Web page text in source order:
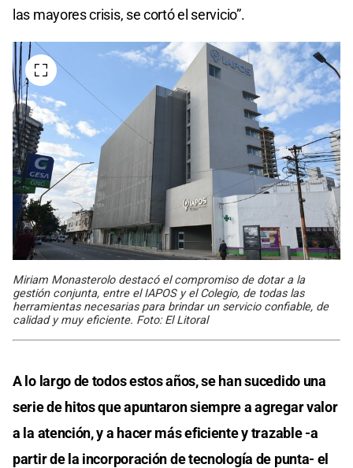
las mayores crisis, se cortó el servicio”.
Miriam Monasterolo destacó el compromiso de dotar a la
gestión conjunta, entre el IAPOS y el Colegio, de todas las
herramientas necesarias para brindar un servicio confiable, de
calidad y muy eficiente. Foto: El Litoral
A lo largo de todos estos años, se han sucedido una
serie de hitos que apuntaron siempre a agregar valor
a la atención, y a hacer más eficiente y trazable -a
partir de la incorporación de tecnología de punta- el